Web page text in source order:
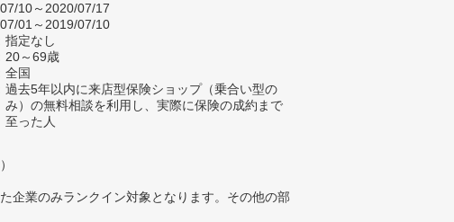
10～2020/07/17
01～2019/07/10
指定なし
20～69歳
全国
過去5年以内に来店型保険ショップ（乗合い型の
み）の無料相談を利用し、実際に保険の成約まで
至った人
企業のみランクイン対象となります。その他の部